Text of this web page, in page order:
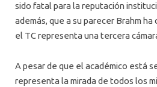
sido fatal para la reputación
además, que a su parecer Brahm
el TC representa una tercera
A pesar de que el académico está
representa la mirada de todos los